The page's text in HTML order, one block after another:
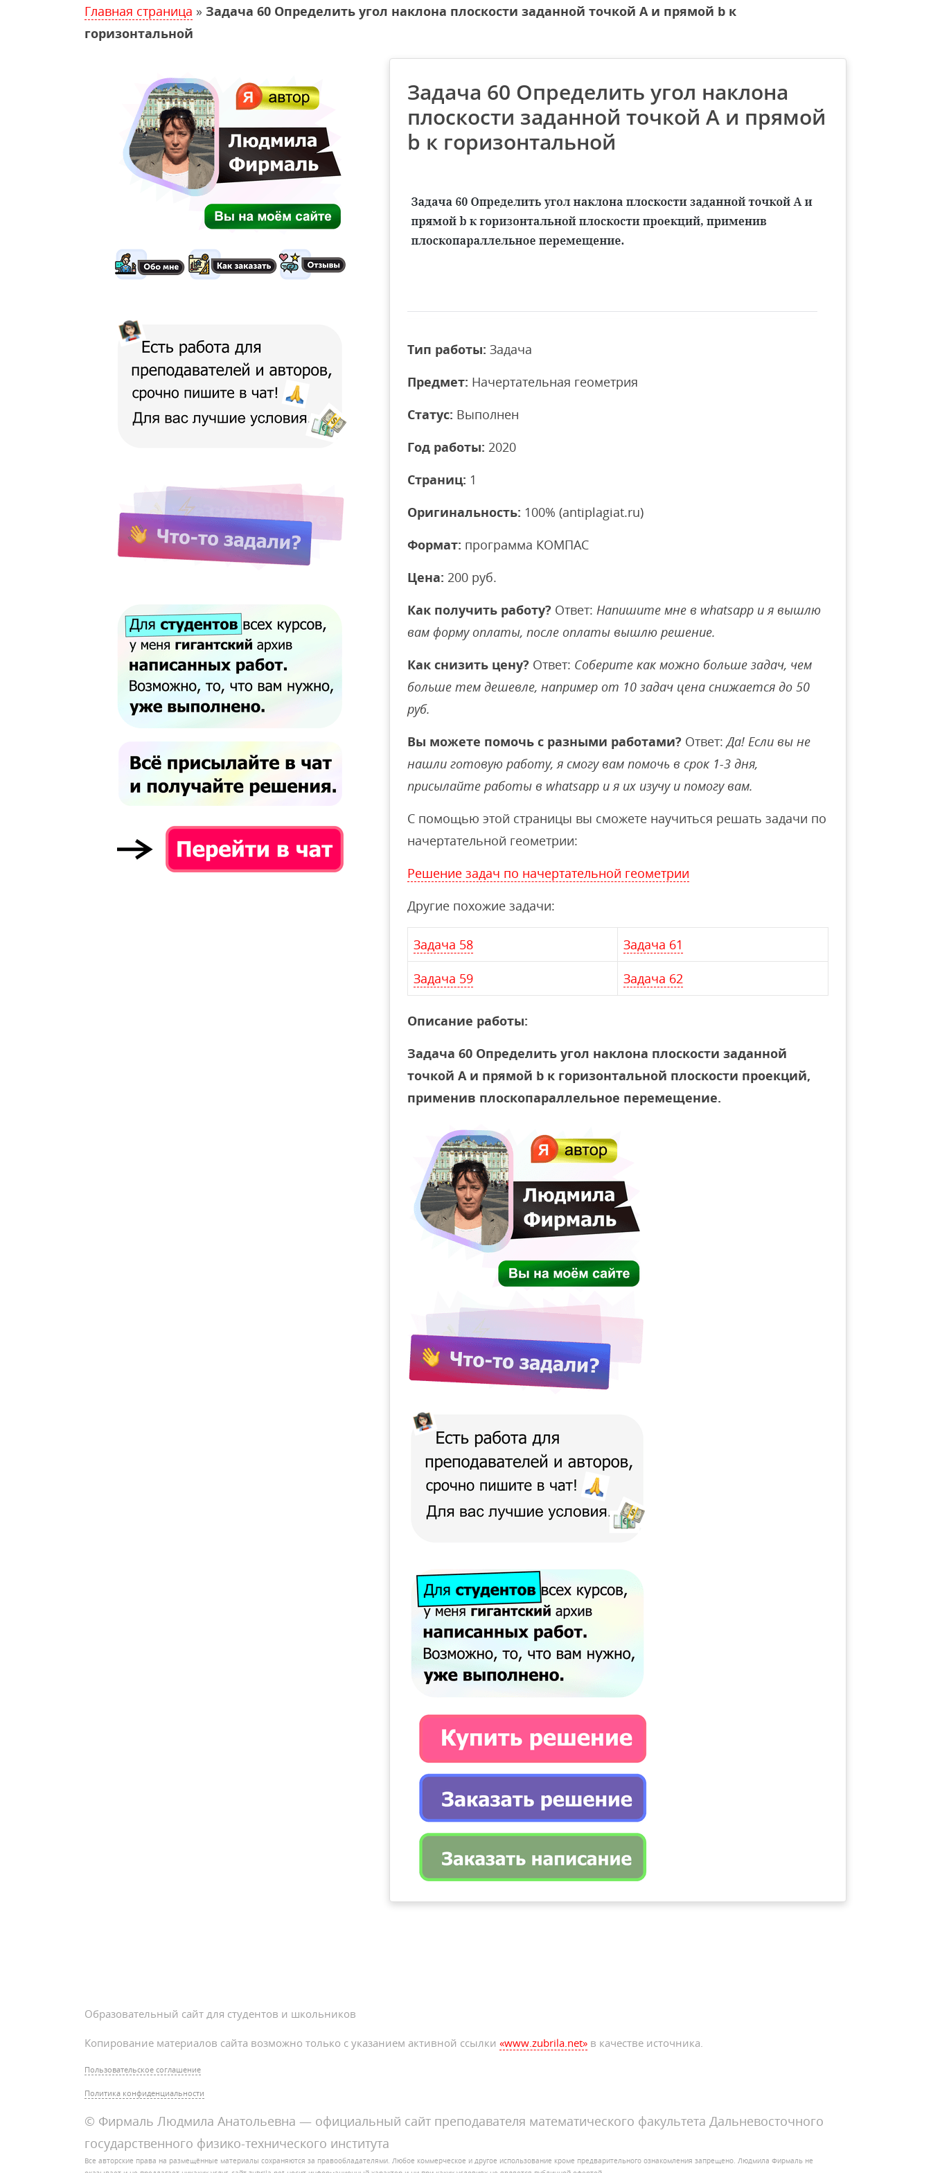
Главная страница » Задача 60 Определить угол наклона плоскости заданной точкой А и прямой b к
горизонтальной
Задача 60 Определить угол наклона
плоскости заданной точкой А и прямой
b к горизонтальной
Тип работы: Задача
Предмет: Начертательная геометрия
Статус: Выполнен
Год работы: 2020
Страниц: 1
Оригинальность: 100% (antiplagiat.ru)
Формат: программа КОМПАС
Цена: 200 руб.
Как получить работу? Ответ: Напишите мне в whatsapp и я вышлю
вам форму оплаты, после оплаты вышлю решение.
Как снизить цену? Ответ: Соберите как можно больше задач, чем
больше тем дешевле, например от 10 задач цена снижается до 50
руб.
Вы можете помочь с разными работами? Ответ:Да! Если вы не
нашли готовую работу, я смогу вам помочь в срок 1-3 дня,
присылайте работы в whatsapp и я их изучу и помогу вам.
С помощью этой страницы вы сможете научиться решать задачи по
начертательной геометрии:
Решение задач по начертательной геометрии
Другие похожие задачи:
Задача 58 Задача 61
Задача 59 Задача 62
Описание работы:
Задача 60 Определить угол наклона плоскости заданной
точкой А и прямой b к горизонтальной плоскости проекций,
применив плоскопараллельное перемещение.
Образовательный сайт для студентов и школьников
Копирование материалов сайта возможно только с указанием активной ссылки «www.zubrila.net» в качестве источника.
Пользовательское соглашение
Политика конфиденциальности
© Фирмаль Людмила Анатольевна — официальный сайт преподавателя математического факультета Дальневосточного
государственного физико-технического института
Все авторские права на размещённые материалы сохраняются за правообладателями. Любое коммерческое и другое использование кроме предварительного ознакомления запрещено. Людмила Фирмаль не